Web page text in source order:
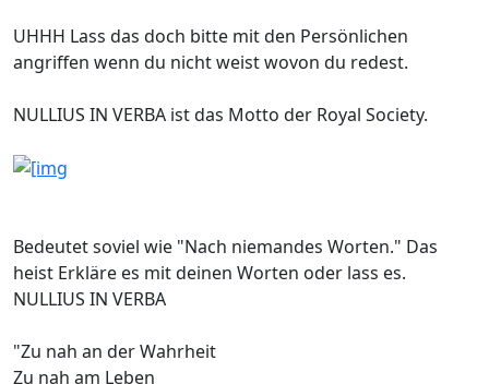
UHHH Lass das doch bitte mit den Persönlichen
angriffen wenn du nicht weist wovon du redest.
NULLIUS IN VERBA ist das Motto der Royal Society.
Bedeutet soviel wie "Nach niemandes Worten." Das
heist Erkläre es mit deinen Worten oder lass es.
NULLIUS IN VERBA
"Zu nah an der Wahrheit
Zu nah am Leben